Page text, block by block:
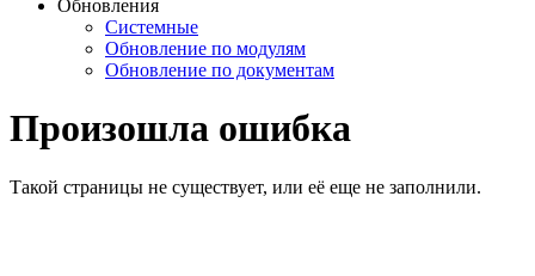
Обновления
Системные
Обновление по модулям
Обновление по документам
Произошла ошибка
Такой страницы не существует, или её еще не заполнили.